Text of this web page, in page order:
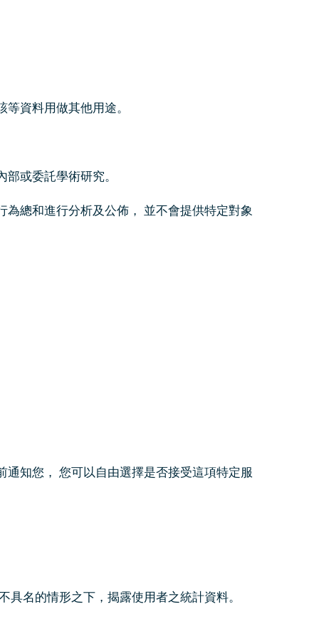
資料用做其他用途。
或委託學術研究。
總和進行分析及公佈， 並不會提供特定對象
知您， 您可以自由選擇是否接受這項特定服
名的情形之下，揭露使用者之統計資料。